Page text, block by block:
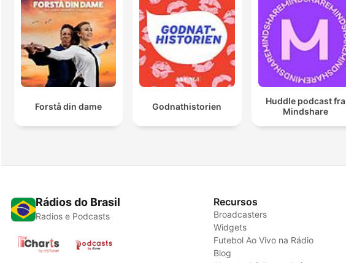
Forstå din dame Godnathistorien
Huddle podcast fra
Mindshare
Rádios do Brasil
Radios e Podcasts
Recursos
Broadcasters
Widgets
Futebol Ao Vivo na Rádio
Blog